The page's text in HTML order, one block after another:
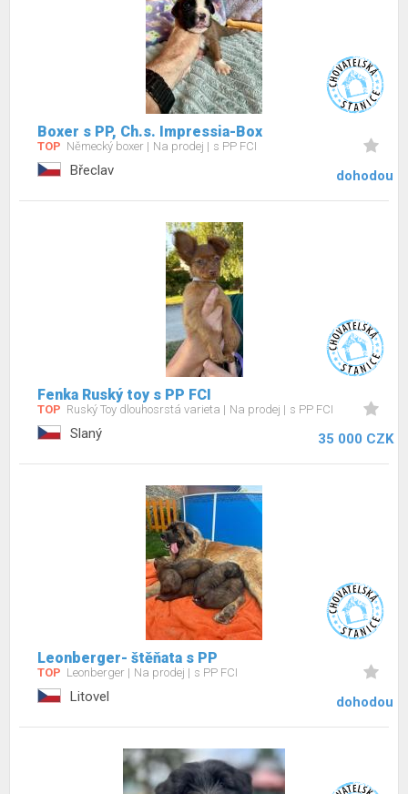
Boxer s PP, Ch.s. Impressia-Box
TOP Německý boxer Na prodej s PP FCI
Břeclav dohodou
Fenka Ruský toy s PP FCI
TOP Ruský Toy dlouhosrstá varieta Na prodej s PP FCI
Slaný 35 000 CZK
Leonberger- štěňata s PP
TOP Leonberger Na prodej s PP FCI
Litovel dohodou